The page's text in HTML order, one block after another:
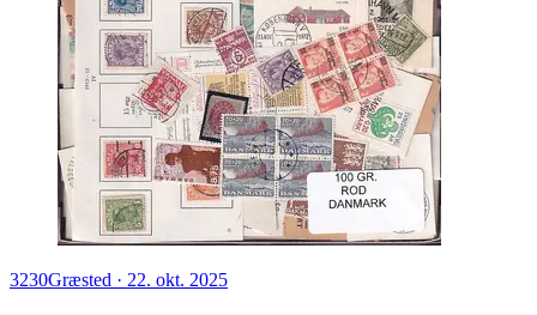
3230Græsted · 22. okt. 2025